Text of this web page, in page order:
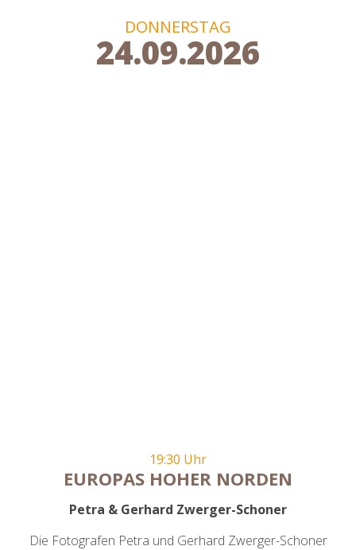
DONNERSTAG
24.09.2026
19:30 Uhr
EUROPAS HOHER NORDEN
Petra & Gerhard Zwerger-Schoner
Die Fotografen Petra und Gerhard Zwerger-Schoner